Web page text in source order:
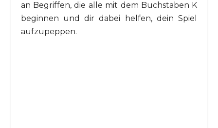
an Begriffen, die alle mit dem Buchstaben K
beginnen und dir dabei helfen, dein Spiel
aufzupeppen.